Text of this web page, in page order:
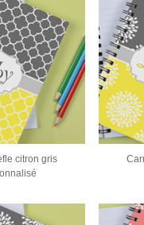
citron gris